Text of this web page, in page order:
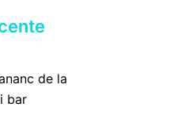
de la
bar